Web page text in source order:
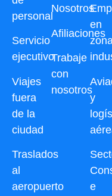
personal
Servicio
ejecutivo
Viajes
fuera
de la
ciudad
Traslados
al
aeropuerto
en
y
e
Nosotros
Afiliaciones
Trabaje
con
nosotros